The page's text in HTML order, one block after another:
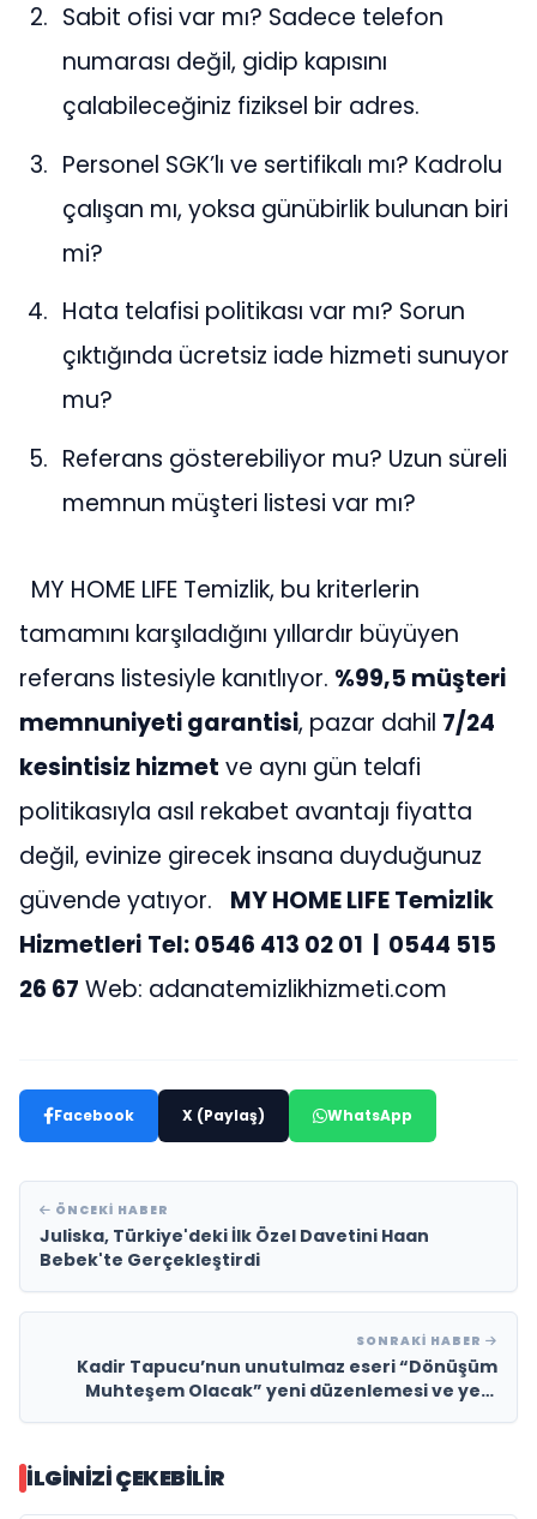
Sabit ofisi var mı? Sadece telefon
numarası değil, gidip kapısını
çalabileceğiniz fiziksel bir adres.
Personel SGK’lı ve sertifikalı mı? Kadrolu
çalışan mı, yoksa günübirlik bulunan biri
mi?
Hata telafisi politikası var mı? Sorun
çıktığında ücretsiz iade hizmeti sunuyor
mu?
Referans gösterebiliyor mu? Uzun süreli
memnun müşteri listesi var mı?
MY HOME LIFE Temizlik, bu kriterlerin
tamamını karşıladığını yıllardır büyüyen
referans listesiyle kanıtlıyor. %99,5 müşteri
memnuniyeti garantisi, pazar dahil 7/24
kesintisiz hizmet ve aynı gün telafi
politikasıyla asıl rekabet avantajı fiyatta
değil, evinize girecek insana duyduğunuz
güvende yatıyor. MY HOME LIFE Temizlik
Hizmetleri Tel: 0546 413 02 01 | 0544 515
26 67 Web: adanatemizlikhizmeti.com
Facebook X (Paylaş) WhatsApp
ÖNCEKI HABER
Juliska, Türkiye'deki İlk Özel Davetini Haan
Bebek'te Gerçekleştirdi
SONRAKI HABER
Kadir Tapucu’nun unutulmaz eseri “Dönüşüm
Muhteşem Olacak” yeni düzenlemesi ve yeni
İLGINIZI ÇEKEBILIR